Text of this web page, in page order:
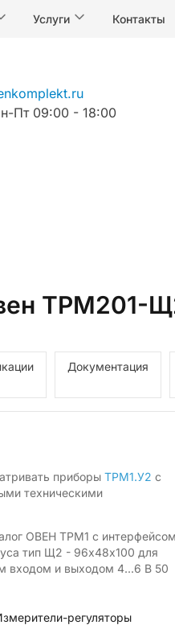
Услуги Контакты
Пт 09:00 - 18:00
ТРМ201-
Документация
приборы ТРМ1.У2 с
техническими
ОВЕН ТРМ1 с интерфейсом
тип Щ2 - 96х48х100 для
входом и выходом 4...6 В 50
регуляторы